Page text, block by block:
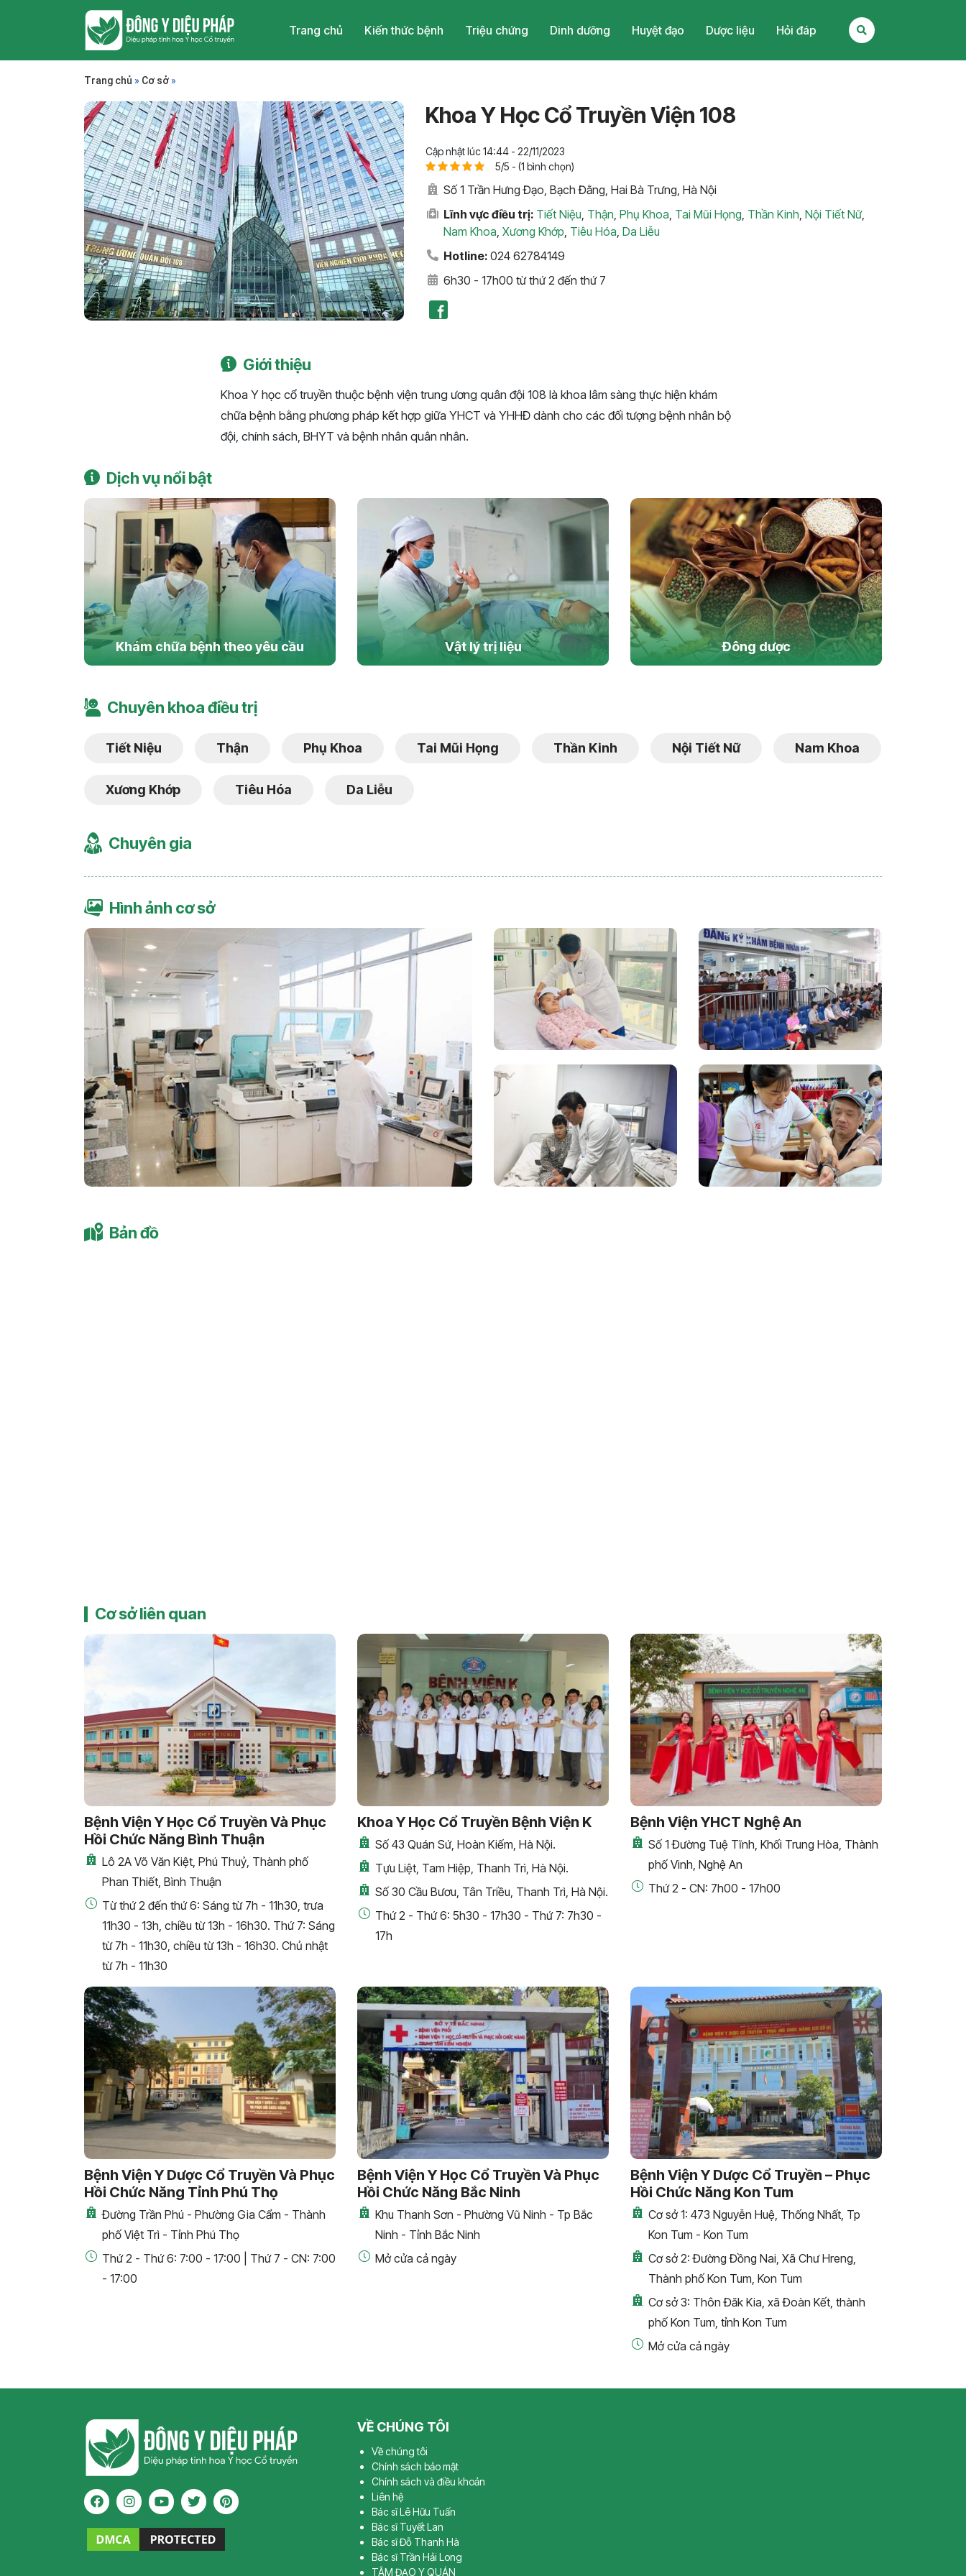
Trang chủ Kiến thức bệnh Triệu chứng Dinh dưỡng Huyệt đạo Dược liệu Hỏi đáp
Trang chủ » Cơ sở »
Khoa Y Học Cổ Truyền Viện 108
Cập nhật lúc 14:44 - 22/11/2023
5/5 - (1 bình chọn)
Số 1 Trần Hưng Đạo, Bạch Đằng, Hai Bà Trưng, Hà Nội
Lĩnh vực điều trị: Tiết Niệu Thận Phụ Khoa Tai Mũi Họng Thần Kinh Nội Tiết Nữ,
Nam Khoa Xương Khớp Tiêu Hóa Da Liễu
Hotline: 024 62784149
6h30 - 17h00 từ thứ 2 đến thứ 7
Giới thiệu
Khoa Y học cổ truyền thuộc bệnh viện trung ương quân đội 108 là khoa lâm sàng thực hiện khám
chữa bệnh bằng phương pháp kết hợp giữa YHCT và YHHĐ dành cho các đối tượng bệnh nhân bộ
đội, chính sách, BHYT và bệnh nhân quân nhân.
Dịch vụ nổi bật
Khám chữa bệnh theo yêu cầu Vật lý trị liệu Đông dược
Chuyên khoa điều trị
Tiết Niệu Thận Phụ Khoa Tai Mũi Họng Thần Kinh Nội Tiết Nữ Nam Khoa
Xương Khớp Tiêu Hóa Da Liễu
Chuyên gia
Hình ảnh cơ sở
Bản đồ
Cơ sở liên quan
Bệnh Viện Y Học Cổ Truyền Và Phục
Hồi Chức Năng Bình Thuận
Lô 2A Võ Văn Kiệt, Phú Thuỷ, Thành phố
Phan Thiết, Bình Thuận
Từ thứ 2 đến thứ 6: Sáng từ 7h - 11h30, trưa
11h30 - 13h, chiều từ 13h - 16h30. Thứ 7: Sáng
từ 7h - 11h30, chiều từ 13h - 16h30. Chủ nhật
từ 7h - 11h30
Khoa Y Học Cổ Truyền Bệnh Viện K
Số 43 Quán Sứ, Hoàn Kiếm, Hà Nội.
Tựu Liệt, Tam Hiệp, Thanh Trì, Hà Nội.
Số 30 Cầu Bươu, Tân Triều, Thanh Trì, Hà Nội.
Thứ 2 - Thứ 6: 5h30 - 17h30 - Thứ 7: 7h30 -
17h
Bệnh Viện YHCT Nghệ An
Số 1 Đường Tuệ Tĩnh, Khối Trung Hòa, Thành
phố Vinh, Nghệ An
Thứ 2 - CN: 7h00 - 17h00
Bệnh Viện Y Dược Cổ Truyền Và Phục
Hồi Chức Năng Tỉnh Phú Thọ
Đường Trần Phú - Phường Gia Cẩm - Thành
phố Việt Trì - Tỉnh Phú Thọ
Thứ 2 - Thứ 6: 7:00 - 17:00 | Thứ 7 - CN: 7:00
- 17:00
Bệnh Viện Y Học Cổ Truyền Và Phục
Hồi Chức Năng Bắc Ninh
Khu Thanh Sơn - Phường Vũ Ninh - Tp Bắc
Ninh - Tỉnh Bắc Ninh
Mở cửa cả ngày
Bệnh Viện Y Dược Cổ Truyền – Phục
Hồi Chức Năng Kon Tum
Cơ sở 1: 473 Nguyễn Huệ, Thống Nhất, Tp
Kon Tum - Kon Tum
Cơ sở 2: Đường Đồng Nai, Xã Chư Hreng,
Thành phố Kon Tum, Kon Tum
Cơ sở 3: Thôn Đăk Kia, xã Đoàn Kết, thành
phố Kon Tum, tỉnh Kon Tum
Mở cửa cả ngày
VỀ CHÚNG TÔI
Về chúng tôi
Chính sách bảo mật
Chính sách và điều khoản
Liên hệ
Bác sĩ Lê Hữu Tuấn
Bác sĩ Tuyết Lan
Bác sĩ Đỗ Thanh Hà
Bác sĩ Trần Hải Long
TÂM ĐẠO Y QUÁN